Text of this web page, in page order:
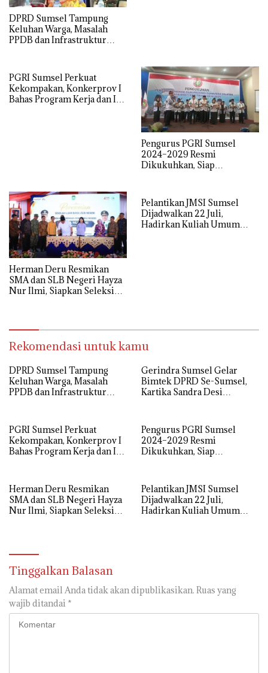
DPRD Sumsel Tampung
Keluhan Warga, Masalah
PPDB dan Infrastruktur
PGRI Sumsel Perkuat
Kekompakan, Konkerprov I
Bahas Program Kerja dan Isu
Pengurus PGRI Sumsel
2024–2029 Resmi
Dikukuhkan, Siap
Herman Deru Resmikan
SMA dan SLB Negeri Hayza
Nur Ilmi, Siapkan Seleksi
Pelantikan JMSI Sumsel
Dijadwalkan 22 Juli,
Hadirkan Kuliah Umum
Rekomendasi untuk kamu
DPRD Sumsel Tampung
Keluhan Warga, Masalah
PPDB dan Infrastruktur
Gerindra Sumsel Gelar
Bimtek DPRD Se-Sumsel,
Kartika Sandra Desi
PGRI Sumsel Perkuat
Kekompakan, Konkerprov I
Bahas Program Kerja dan Isu
Pengurus PGRI Sumsel
2024–2029 Resmi
Dikukuhkan, Siap
Herman Deru Resmikan
SMA dan SLB Negeri Hayza
Nur Ilmi, Siapkan Seleksi
Pelantikan JMSI Sumsel
Dijadwalkan 22 Juli,
Hadirkan Kuliah Umum
Tinggalkan Balasan
Alamat email Anda tidak akan dipublikasikan. Ruas yang
wajib ditandai *